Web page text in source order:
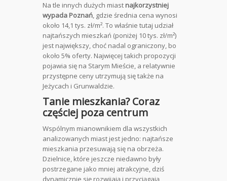
Na tle innych dużych miast najkorzystniej
wypada Poznań, gdzie średnia cena wynosi
około 14,1 tys. zł/m². To właśnie tutaj udział
najtańszych mieszkań (poniżej 10 tys. zł/m²)
jest największy, choć nadal ograniczony, bo
około 5% oferty. Najwięcej takich propozycji
pojawia się na Starym Mieście, a relatywnie
przystępne ceny utrzymują się także na
Jeżycach i Grunwaldzie.
Tanie mieszkania? Coraz
częściej poza centrum
Wspólnym mianownikiem dla wszystkich
analizowanych miast jest jedno: najtańsze
mieszkania przesuwają się na obrzeża.
Dzielnice, które jeszcze niedawno były
postrzegane jako mniej atrakcyjne, dziś
dynamicznie się rozwijają i przyciągają